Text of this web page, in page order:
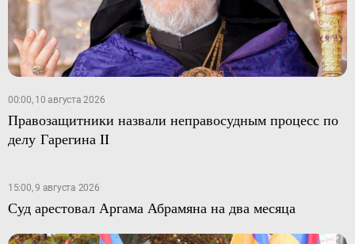
00:00, 10 августа 2026
Правозащитники назвали неправосудным процесс по
делу Гарегина II
15:00, 9 августа 2026
Суд арестовал Аргама Абрамяна на два месяца